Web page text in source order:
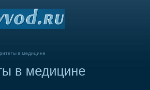
в медицине
в медицине